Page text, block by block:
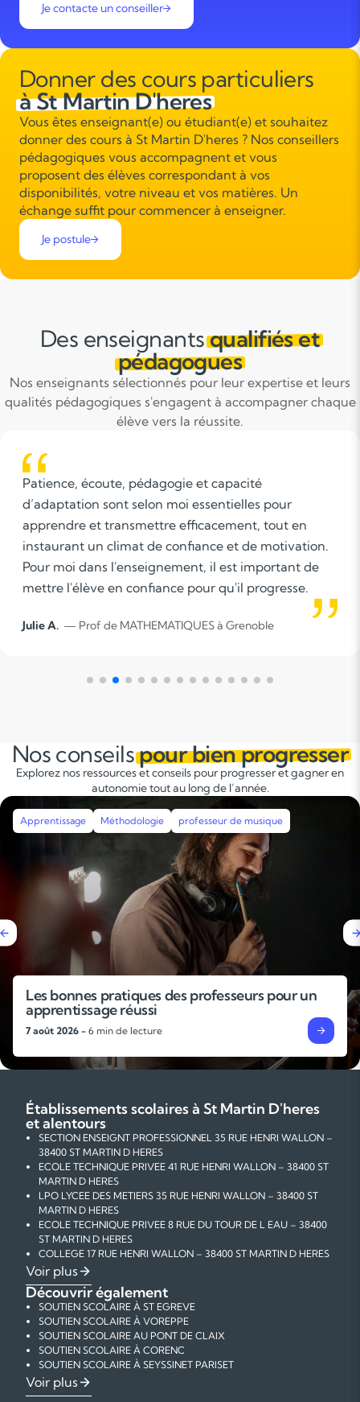
Je contacte un conseiller
Donner des cours particuliers
à St Martin D'heres
Vous êtes enseignant(e) ou étudiant(e) et souhaitez
donner des cours à St Martin D'heres ? Nos conseillers
pédagogiques vous accompagnent et vous
proposent des élèves correspondant à vos
disponibilités, votre niveau et vos matières. Un
échange suffit pour commencer à enseigner.
Je postule
Des enseignantsqualifiés et
pédagogues
Nos enseignants sélectionnés pour leur expertise et leurs
qualités pédagogiques s'engagent à accompagner chaque
élève vers la réussite.
et capacité
moi essentielles pour
efficacement, tout en
de confiance et de motivation.
il est important de
pour qu'il progresse.
à Grenoble
Identifier les
avancer par
patience
Nathalie B.
Nos conseilspour bien progresser
Explorez nos ressources et conseils pour progresser et gagner en
autonomie tout au long de l’année.
Apprentissage Méthodologie professeur de musique
Les bonnes pratiques des professeurs pour un
apprentissage réussi
7 août 2026 - 6 min de lecture
Établissements scolaires à St Martin D'heres
et alentours
SECTION ENSEIGNT PROFESSIONNEL 35 RUE HENRI WALLON –
38400 ST MARTIN D HERES
ECOLE TECHNIQUE PRIVEE 41 RUE HENRI WALLON – 38400 ST
MARTIN D HERES
LPO LYCEE DES METIERS 35 RUE HENRI WALLON – 38400 ST
MARTIN D HERES
ECOLE TECHNIQUE PRIVEE 8 RUE DU TOUR DE L EAU – 38400
ST MARTIN D HERES
COLLEGE 17 RUE HENRI WALLON – 38400 ST MARTIN D HERES
COLLEGE 19 RUE PAUL LANGEVIN – 38400 ST MARTIN D
HERES
COLLEGE RUE GEORGES BRAQUE – 38400 ST MARTIN D
HERES
SEGPA 19 RUE PAUL LANGEVIN – 38400 ST MARTIN D HERES
ECOLE ELEMENTAIRE PRIVEE 14 RUE ANDRE CHENIER – 38400
ST MARTIN D HERES
ECOLE MATERNELLE PUBLIQUE 2 RUE GEORGES POLITZER –
38400 ST MARTIN D HERES
ECOLE MATERNELLE PUBLIQUE PL DU 8 FEVRIER 62 – 38400
Voir plus
Découvrir également
SOUTIEN SCOLAIRE À ST EGREVE
SOUTIEN SCOLAIRE À VOREPPE
SOUTIEN SCOLAIRE AU PONT DE CLAIX
SOUTIEN SCOLAIRE À CORENC
SOUTIEN SCOLAIRE À SEYSSINET PARISET
SOUTIEN SCOLAIRE À ST MARTIN D'HERES
SOUTIEN SCOLAIRE À ECHIROLLES
COURS PARTICULIERS DE MATHÉMATIQUES À ST MARTIN
D'HERES
Voir plus